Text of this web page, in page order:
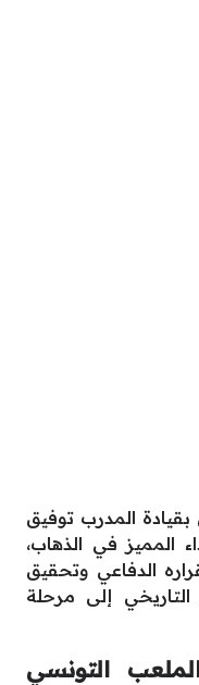
المدرب توفيق
المميز في الذهاب،
الدفاعي وتحقيق
إلى مرحلة
الملعب التونسي